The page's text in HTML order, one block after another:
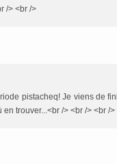
/> <br />
pistacheq! Je viens de
trouver...<br /> <br /> <br />